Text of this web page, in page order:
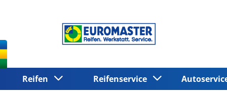
Reifen Reifenservice